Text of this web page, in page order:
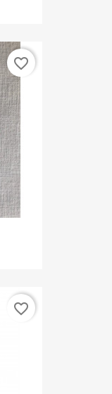
favorite_border
favorite_border